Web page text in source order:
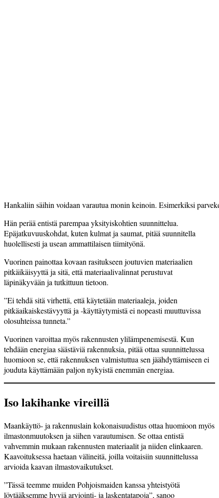
Hankaliin säihin voidaan varautua monin keinoin. Esimerkiksi
Hän perää entistä parempaa yksityiskohtien suunnittelua.
Epäjatkuvuuskohdat, kuten kulmat ja saumat, pitää suunnitella
huolellisesti ja usean ammattilaisen tiimityönä.
Vuorinen painottaa kovaan rasitukseen joutuvien materiaalien
pitkäikäisyyttä ja sitä, että materiaalivalinnat perustuvat
läpinäkyvään ja tutkittuun tietoon.
”Ei tehdä sitä virhettä, että käytetään materiaaleja, joiden
pitkäaikaiskestävyyttä ja -käyttäytymistä ei nopeasti muuttuvissa
olosuhteissa tunneta.”
Vuorinen varoittaa myös rakennusten ylilämpenemisestä. Kun
tehdään energiaa säästäviä rakennuksia, pitää ottaa suunnittelussa
huomioon se, että rakennuksen valmistuttua sen jäähdyttämiseen ei
jouduta käyttämään paljon nykyistä enemmän energiaa.
Iso lakihanke vireillä
Maankäyttö- ja rakennuslain kokonaisuudistus ottaa huomioon myös
ilmastonmuutoksen ja siihen varautumisen. Se ottaa entistä
vahvemmin mukaan rakennusten materiaalit ja niiden elinkaaren.
Kaavoituksessa haetaan välineitä, joilla voitaisiin suunnittelussa
arvioida kaavan ilmastovaikutukset.
”Tässä teemme muiden Pohjoismaiden kanssa yhteistyötä
löytääksemme hyviä arviointi- ja laskentatapoja”, sanoo